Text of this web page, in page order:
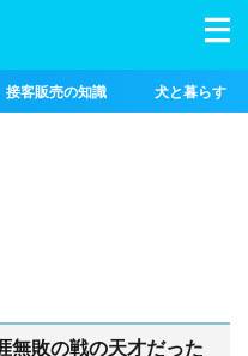
接客販売の知識 犬と暮らす
無敗の戦の天才だった